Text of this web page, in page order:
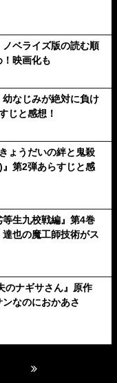
ノベライズ版の読む順
映画化も
なじみが絶対に負け
じと感想！
ょうだいの絆と鬼殺
第2弾あらすじと感
生九校戦編』第4巻
也の魔工師技術がス
のナギサさん』原作
なのにおかあさ